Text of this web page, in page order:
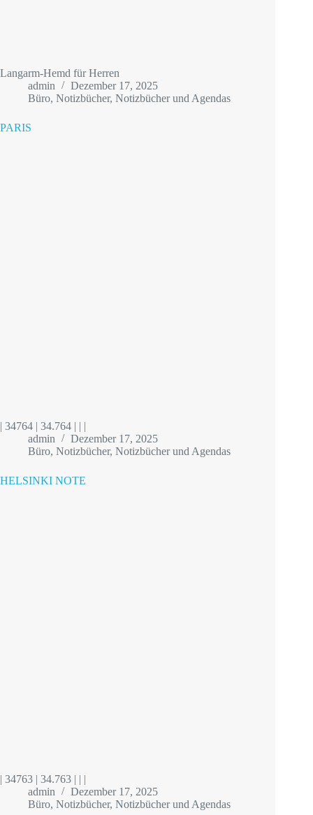
Langarm-Hemd für Herren
admin
Dezember 17, 2025
Büro, Notizbücher, Notizbücher und Agendas
PARIS
| 34764 | 34.764 | | |
admin
Dezember 17, 2025
Büro, Notizbücher, Notizbücher und Agendas
HELSINKI NOTE
| 34763 | 34.763 | | |
admin
Dezember 17, 2025
Büro, Notizbücher, Notizbücher und Agendas